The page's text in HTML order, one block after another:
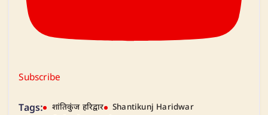
Subscribe
Tags: शांतिकुंज हरिद्वार
Shantikunj Haridwar